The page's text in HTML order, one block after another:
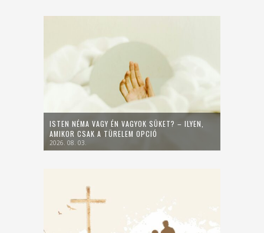
ISTEN NÉMA VAGY ÉN VAGYOK SÜKET? – ILYEN,
AMIKOR CSAK A TÜRELEM OPCIÓ
2026. 08. 03.